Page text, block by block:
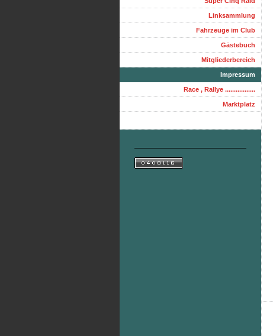
Linksammlung
Fahrzeuge im Club
Gästebuch
Mitgliederbereich
Impressum
Race , Rallye .................
Marktplatz